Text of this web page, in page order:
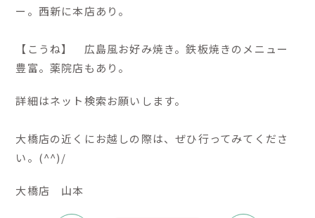
ー。西新に本店あり。
【こうね】 広島風お好み焼き。鉄板焼きのメニュー
豊富。薬院店もあり。
詳細はネット検索お願いします。
大橋店の近くにお越しの際は、ぜひ行ってみてくださ
い。(^^)/
大橋店 山本